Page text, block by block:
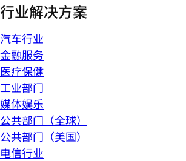
行业解决方案
汽车行业
金融服务
医疗保健
工业部门
媒体娱乐
公共部门（全球）
公共部门（美国）
电信行业